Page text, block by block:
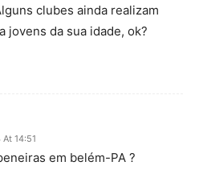
clubes ainda realizam
jovens da sua idade, ok?
14:51
em belém-PA ?